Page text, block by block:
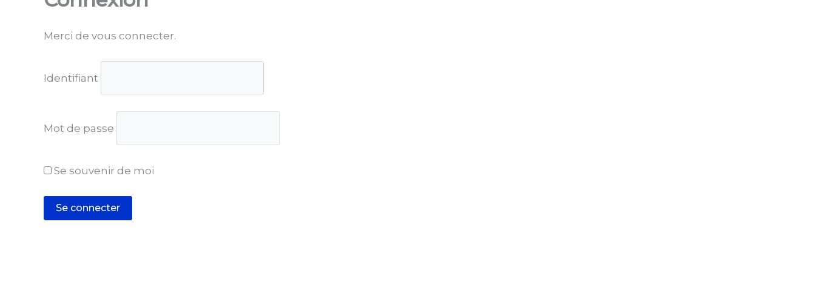
Merci de vous connecter.
Identifiant
Mot de passe
Se souvenir de moi